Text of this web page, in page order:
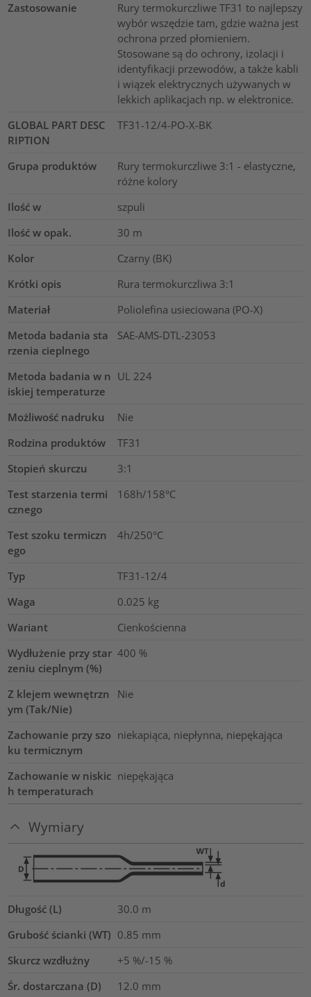
Zastosowanie
Rury termokurczliwe TF31 to najlepszy
wybór wszędzie tam, gdzie ważna jest
ochrona przed płomieniem.
Stosowane są do ochrony, izolacji i
identyfikacji przewodów, a także kabli
i wiązek elektrycznych używanych w
lekkich aplikacjach np. w elektronice.
GLOBAL PART DESC
RIPTION
TF31-12/4-PO-X-BK
Grupa produktów
Rury termokurczliwe 3:1 - elastyczne,
różne kolory
Ilość w
szpuli
Ilość w opak.
30 m
Kolor
Czarny (BK)
Krótki opis
Rura termokurczliwa 3:1
Materiał
Poliolefina usieciowana (PO-X)
Metoda badania sta
rzenia cieplnego
SAE-AMS-DTL-23053
Metoda badania w n
iskiej temperaturze
UL 224
Możliwość nadruku
Nie
Rodzina produktów
TF31
Stopień skurczu
3:1
Test starzenia termi
cznego
168h/158°C
Test szoku termiczn
ego
4h/250°C
Typ
TF31-12/4
Waga
0.025 kg
Wariant
Cienkościenna
Wydłużenie przy star
zeniu cieplnym (%)
400 %
Z klejem wewnętrzn
ym (Tak/Nie)
Nie
Zachowanie przy szo
ku termicznym
niekapiąca, niepłynna, niepękająca
Zachowanie w niskic
h temperaturach
niepękająca
Wymiary
Długość (L) 30.0 m
Grubość ścianki (WT) 0.85 mm
Skurcz wzdłużny
+5 %/-15 %
Śr. dostarczana (D)
12.0 mm